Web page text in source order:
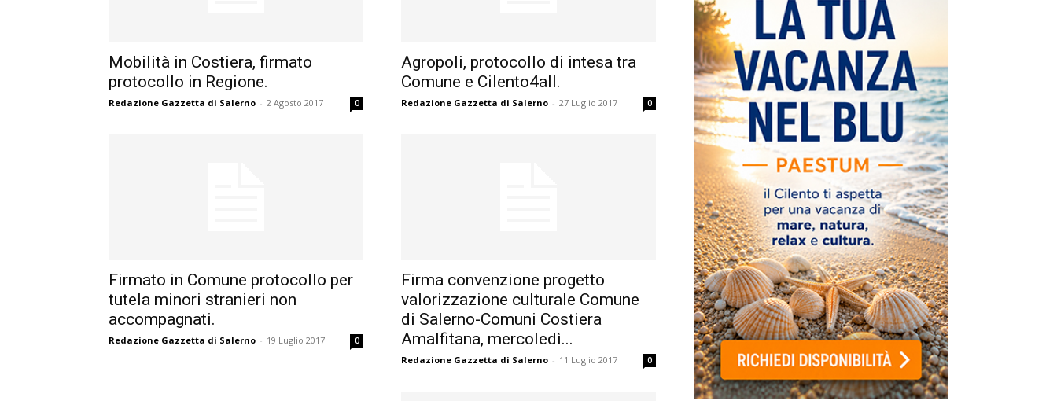
Mobilità in Costiera, firmato
protocollo in Regione.
Redazione Gazzetta di Salerno - 2 Agosto 2017 0
Agropoli, protocollo di intesa tra
Comune e Cilento4all.
Redazione Gazzetta di Salerno - 27 Luglio 2017 0
Firmato in Comune protocollo per
tutela minori stranieri non
accompagnati.
Redazione Gazzetta di Salerno - 19 Luglio 2017 0
Firma convenzione progetto
valorizzazione culturale Comune
di Salerno-Comuni Costiera
Amalfitana, mercoledì...
Redazione Gazzetta di Salerno - 11 Luglio 2017 0